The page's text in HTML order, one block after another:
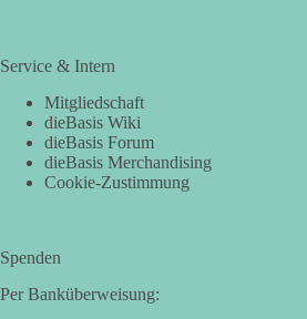
Service & Intern
Mitgliedschaft
dieBasis Wiki
dieBasis Forum
dieBasis Merchandising
Cookie-Zustimmung
Spenden
Per Banküberweisung: